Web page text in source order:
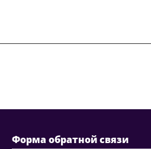
Форма обратной связи